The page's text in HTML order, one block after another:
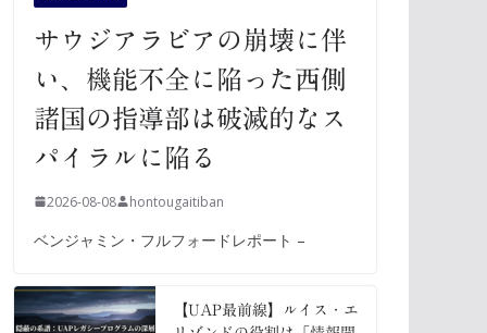
サウジアラビアの崩壊に伴
い、機能不全に陥った西側
諸国の指導部は破滅的なス
パイラルに陥る
2026-08-08 hontougaitiban
ベンジャミン・フルフォードレポート –
【UAP最前線】ルイス・エ